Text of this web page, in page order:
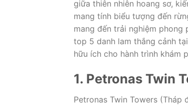
giữa thiên nhiên hoang sơ,
mang tính biểu tượng đến
mang đến trải nghiệm phong
top 5 danh lam thắng cảnh
hữu ích cho hành trình khám
1. Petronas Twin
Petronas Twin Towers